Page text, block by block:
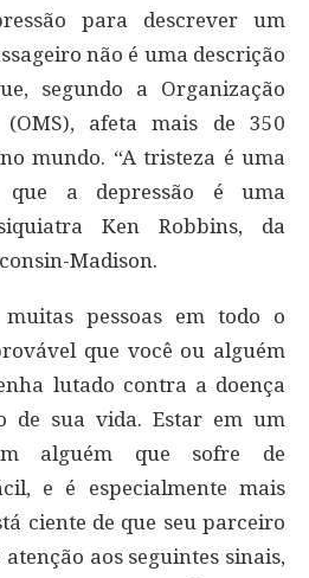
para descrever um
não é uma descrição
segundo a Organização
afeta mais de 350
mundo. “A tristeza é uma
que a depressão é uma
Ken Robbins, da
Madison.
pessoas em todo o
que você ou alguém
lutado contra a doença
de sua vida. Estar em um
alguém que sofre de
e é especialmente mais
ciente de que seu parceiro
atenção aos seguintes sinais,